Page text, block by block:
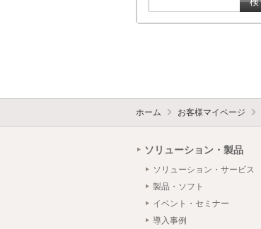
ホーム お客様マイページ
ソリューション・製品
ソリューション・サービス
製品・ソフト
イベント・セミナー
導入事例